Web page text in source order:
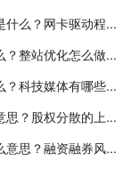
什么？网卡驱动程...
？整站优化怎么做...
？科技媒体有哪些...
思？股权分散的上...
意思？融资融券风...